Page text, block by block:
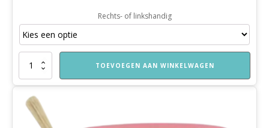
Rechts- of linkshandig
Kinderschaar
TOEVOEGEN AAN WINKELWAGEN